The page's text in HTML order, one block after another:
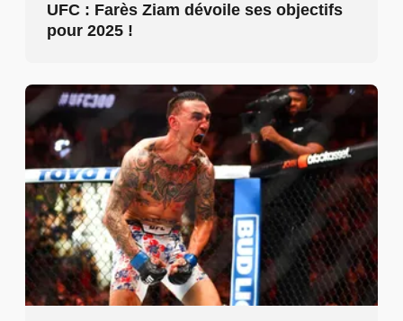
UFC : Farès Ziam dévoile ses objectifs
pour 2025 !